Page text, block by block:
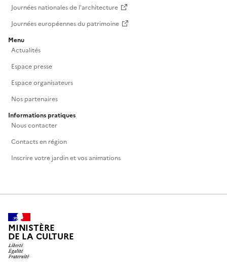
Journées nationales de l'architecture
Journées européennes du patrimoine
Menu
Actualités
Espace presse
Espace organisateurs
Nos partenaires
Informations pratiques
Nous contacter
Contacts en région
Inscrire votre jardin et vos animations
MINISTÈRE
DE LA CULTURE